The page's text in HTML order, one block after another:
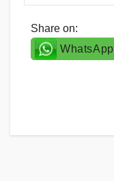
Share on:
WhatsApp